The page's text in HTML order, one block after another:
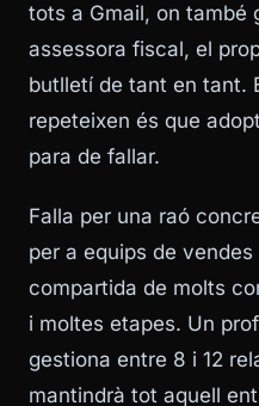
tots a Gmail, on també
assessora fiscal, el
butlletí de tant en tant.
repeteixen és que
para de fallar.
Falla per una raó
per a equips de
compartida de molts
i moltes etapes. Un
gestiona entre 8 i 12
mantindrà tot aquell